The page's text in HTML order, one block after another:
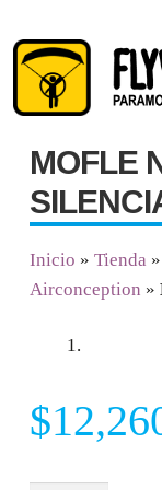
Saltar
navegación
Ir
contenido
Inicio
Publicidad
Cursos
Tienda
MOFLE
Inicio » Tienda »
Airconception »
$